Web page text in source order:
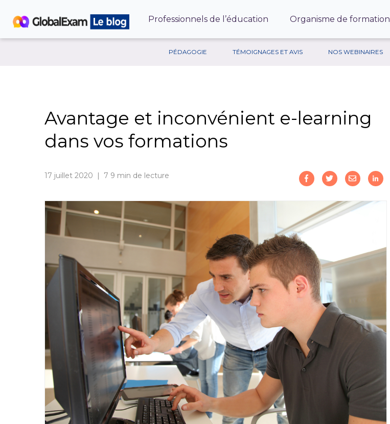
Professionnels de l’éducation Organisme de formation
PÉDAGOGIE TÉMOIGNAGES ET AVIS NOS WEBINAIRES
Avantage et inconvénient e-learning
dans vos formations
17 juillet 2020 | 7 9 min de lecture